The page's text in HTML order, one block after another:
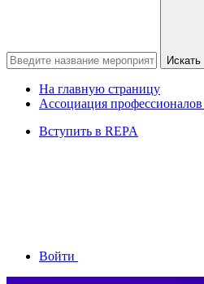
Искать
На главную страницу
Ассоциация
Вступить в REPA
Войти